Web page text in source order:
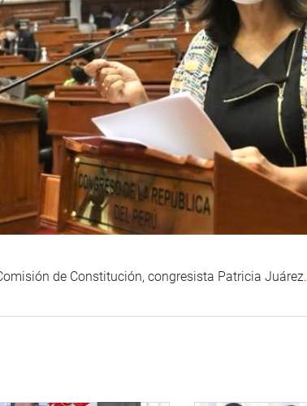
de Constitución, congresista Patricia Juárez.